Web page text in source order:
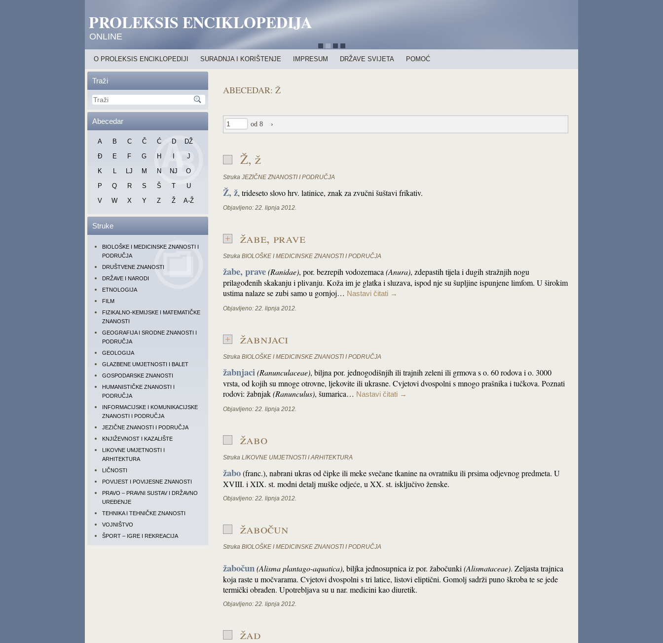
PROLEKSIS ENCIKLOPEDIJA
ONLINE
O PROLEKSIS ENCIKLOPEDIJI SURADNJA I KORIŠTENJE IMPRESUM DRŽAVE SVIJETA POMOĆ
Traži
Abecedar
A B C Č Ć D
DŽ
Đ
E F G H
J
K
L LJ M N NJ
O
P
Q R S Š T
U
V
W X Y Z Ž A-Ž
Struke
BIOLOŠKE I MEDICINSKE ZNANOSTI I
PODRUČJA
DRUŠTVENE ZNANOSTI
DRŽAVE I NARODI
ETNOLOGIJA
FILM
FIZIKALNO-KEMIJSKE I MATEMATIČKE
ZNANOSTI
GEOGRAFIJA I SRODNE ZNANOSTI I
PODRUČJA
GEOLOGIJA
GLAZBENE UMJETNOSTI I BALET
GOSPODARSKE ZNANOSTI
HUMANISTIČKE ZNANOSTI I
PODRUČJA
INFORMACIJSKE I KOMUNIKACIJSKE
ZNANOSTI I PODRUČJA
JEZIČNE ZNANOSTI I PODRUČJA
KNJIŽEVNOST I KAZALIŠTE
LIKOVNE UMJETNOSTI I
ARHITEKTURA
LIČNOSTI
POVIJEST I POVIJESNE ZNANOSTI
PRAVO – PRAVNI SUSTAV I DRŽAVNO
UREĐENJE
TEHNIKA I TEHNIČKE ZNANOSTI
VOJNIŠTVO
ŠPORT – IGRE I REKREACIJA
ABECEDAR: Ž
od 8 ›
Ž, ž
Struka JEZIČNE ZNANOSTI I PODRUČJA
Ž, ž, trideseto slovohrv. latinice, znak za zvučni šuštavi frikativ.
Objavljeno: 22. lipnja 2012.
žabe, prave
Struka BIOLOŠKE I MEDICINSKE ZNANOSTI I PODRUČJA
žabe, prave(Ranidae), por. bezrepih vodozemaca (Anura), zdepastih tijela i dugih stražnjih nogu
prilagođenih skakanju i plivanju. Koža im je glatka i sluzava, ispod nje su šupljine ispunjene limfom. U širokim
ustima nalaze se zubi samo u gornjoj… Nastavi čitati →
Objavljeno: 22. lipnja 2012.
žabnjaci
Struka BIOLOŠKE I MEDICINSKE ZNANOSTI I PODRUČJA
žabnjaci(Ranunculaceae), biljna por. jednogodišnjih ili trajnih zeleni ili grmova s o. 60 rodova i o. 3000
vrsta, od kojih su mnoge otrovne, ljekovite ili ukrasne. Cvjetovi dvospolni s mnogo prašnika i tučkova. Poznati
rodovi: žabnjak(Ranunculus), šumarica… Nastavi čitati →
Objavljeno: 22. lipnja 2012.
žabo
Struka LIKOVNE UMJETNOSTI I ARHITEKTURA
žabo(franc.), nabrani ukras od čipke ili meke svečane tkanine na ovratniku ili prsima odjevnog predmeta. U
XVIII. i XIX. st. modni detalj muške odjeće, u XX. st. isključivo ženske.
Objavljeno: 22. lipnja 2012.
žabočun
Struka BIOLOŠKE I MEDICINSKE ZNANOSTI I PODRUČJA
žabočun(Alismaplantago-aquatica), biljka jednosupnica iz por. žabočunki (Alismataceae). Zeljasta trajnica
koja raste u močvarama. Cvjetovi dvospolni s tri latice, listovi eliptični. Gomolj sadrži puno škroba te se jede
termički obrađen. Upotrebljava su u nar. medicini kao diuretik.
Objavljeno: 22. lipnja 2012.
žad